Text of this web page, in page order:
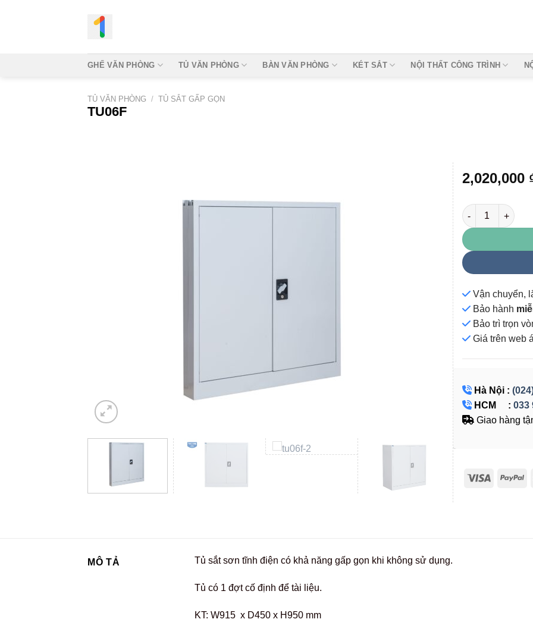
GHẾ VĂN PHÒNG TỦ VĂN PHÒNG BÀN VĂN PHÒNG KÉT SẮT NỘI THẤT CÔNG TRÌNH
TỦ VĂN PHÒNG / TỦ SẮT GẤP GỌN
TU06F
2,020,000
TU06F số lượng
Vận chuyển,
Bảo hành
Bảo trì trọn
Giá trên web
Hà Nội :
HCM : 033
Giao hàng
MÔ TẢ Tủ sắt sơn tĩnh điện có khả năng gấp gọn khi không sử dụng.
Tủ có 1 đợt cố định để tài liệu.
KT: W915 x D450 x H950 mm